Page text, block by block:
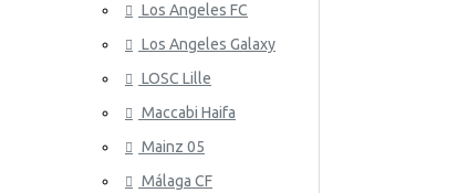
Los Angeles FC
Los Angeles Galaxy
LOSC Lille
Maccabi Haifa
Mainz 05
Málaga CF